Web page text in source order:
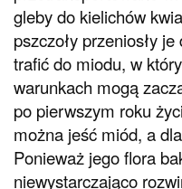
gleby do kielichów
pszczoły przeniosły
trafić do miodu, w
warunkach mogą
po pierwszym roku
można jeść miód, a
Ponieważ jego flora
niewystarczająco